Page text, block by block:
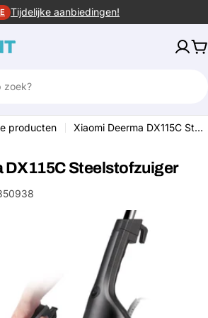
Tijdelijke aanbiedingen!
producten Xiaomi Deerma DX115C Steelstofzuiger
DX115C Steelstofzuiger